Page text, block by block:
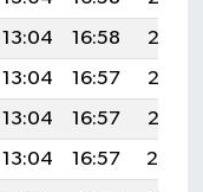
13:04 16:58
20:17
13:04 16:57
20:16
13:04 16:57
20:15
13:04 16:57
20:14